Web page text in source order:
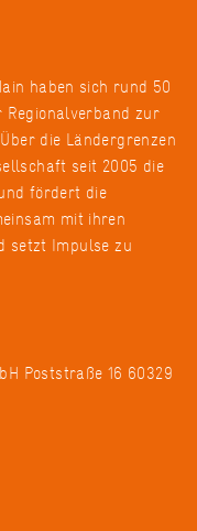
haben sich rund 50
Regionalverband zur
die Ländergrenzen
seit 2005 die
fördert die
mit ihren
setzt Impulse zu
Poststraße 16 60329